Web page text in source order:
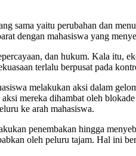
sama yaitu perubahan dan
dengan mahasiswa yang
dan hukum. Kala itu,
terlalu berpusat pada
melakukan aksi dalam
mereka dihambat oleh
ke arah mahasiswa.
penembakan hingga
oleh peluru tajam. Hal ini